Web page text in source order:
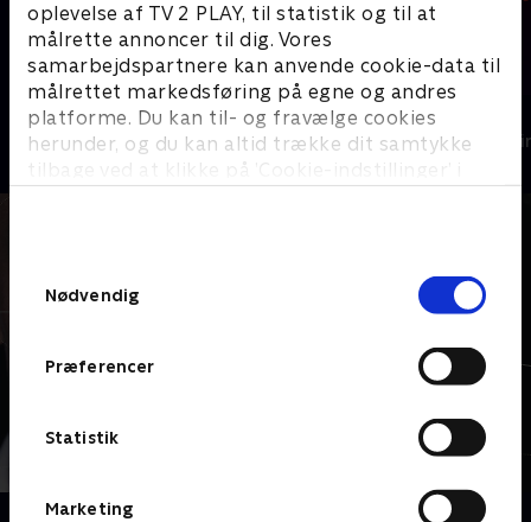
oplevelse af TV 2 PLAY, til statistik og til at
målrette annoncer til dig. Vores
samarbejdspartnere kan anvende cookie-data til
målrettet markedsføring på egne og andres
platforme. Du kan til- og fravælge cookies
herunder, og du kan altid trække dit samtykke
tilbage ved at klikke på ’Cookie-indstillinger’ i
Nødvendig
Præferencer
Statistik
Marketing
Kriger
Krimi & Spænding • 1 sæsoner
King
Krimi &